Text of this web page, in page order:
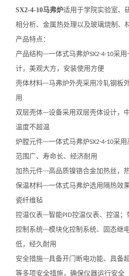
SX2-4-10马弗炉适用于学院实验室、
相分析、金属热处理以及玻璃烧制、
产品特点：
产品结构---一体式马弗炉SX2-4-10采用
计，美观大方，安装使用方便
壳体材料---马弗炉外壳采用冷轧钢板
用
双层壳体---设备采用双层壳体设计，
温度不超温
炉膛元件---一体式马弗炉SX2-4-10采用
范围广、寿命长、经济耐用
加热元件---高品质镍铬合金加热丝，
保温材料---一体式马弗炉选用隔热效
瓷纤维毡
控温仪表---智能PID控温仪表、控温；
控制系统---模块化控制系统、固态继
低，经久耐用
安全措施---具备开门断电功能、具备
等多项安全措施，确保仪器运行安全